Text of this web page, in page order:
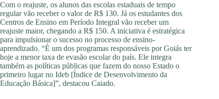
Com o reajuste, os alunos das escolas estaduais de tempo
regular vão receber o valor de R$ 130. Já os estudantes dos
Centros de Ensino em Período Integral vão receber um
reajuste maior, chegando a R$ 150. A iniciativa é estratégica
para impulsionar o sucesso no processo de ensino-
aprendizado. “É um dos programas responsáveis por Goiás ter
hoje a menor taxa de evasão escolar do país. Ele integra
também as políticas públicas que fazem do nosso Estado o
primeiro lugar no Ideb [Índice de Desenvolvimento da
Educação Básica]”, destacou Caiado.